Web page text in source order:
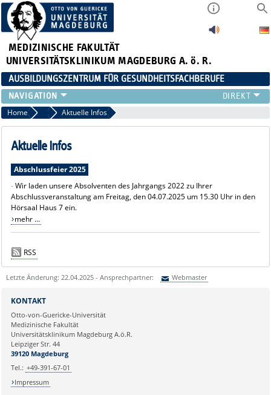
MEDIZINISCHE FAKULTÄT
UNIVERSITÄTSKLINIKUM MAGDEBURG A. ö. R.
AUSBILDUNGSZENTRUM FÜR GESUNDHEITSFACHBERUFE
AUSBILDUNG
FORT- UND WEITERBILDUNGEN
DUALES STUDIUM HEBAMMENWISSENSCHAFT
AZG INTERN
Home AZG internAktuelle Infos
Aktuelle Infos
Abschlussfeier 2025
-Wir laden unsere Absolventen des Jahrgangs 2022 zu Ihrer
Abschlussveranstaltung am Freitag, den 04.07.2025 um 15.30 Uhr in den
Hörsaal Haus 7 ein.
mehr ...
RSS
Letzte Änderung: 22.04.2025 - Ansprechpartner: Webmaster
Ihre E-Mailadresse:
Ihr Anliegen:
KONTAKT
Otto-von-Guericke-Universität
Medizinische Fakultät
Universitätsklinikum Magdeburg A.ö.R.
Leipziger Str. 44
39120 Magdeburg
Tel.: +49-391-67-01
Impressum